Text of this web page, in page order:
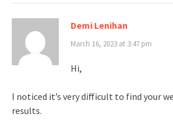
Demi Lenihan
March 16, 2023 at 3:47 pm
Hi,
I noticed it’s very difficult to find your
results.